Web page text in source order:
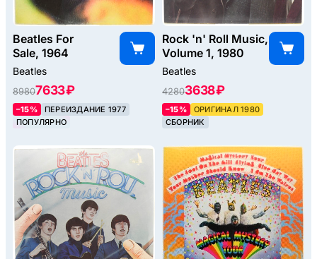
Beatles For
Sale, 1964
Beatles
89807633 ₽
–15%
ПЕРЕИЗДАНИЕ 1977
ПОПУЛЯРНО
Rock 'n' Roll Music,
Volume 1, 1980
Beatles
42803638 ₽
–15%
ОРИГИНАЛ 1980
СБОРНИК